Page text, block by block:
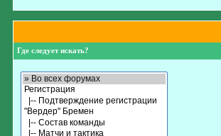
Где следует искать?